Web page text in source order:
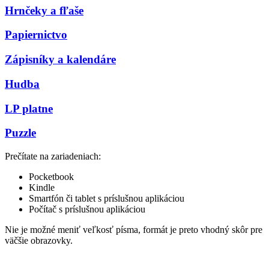
Hrnčeky a fľaše
Papiernictvo
Zápisníky a kalendáre
Hudba
LP platne
Puzzle
Prečítate na zariadeniach:
Pocketbook
Kindle
Smartfón či tablet s príslušnou aplikáciou
Počítač s príslušnou aplikáciou
Nie je možné meniť veľkosť písma, formát je preto vhodný skôr pre
väčšie obrazovky.